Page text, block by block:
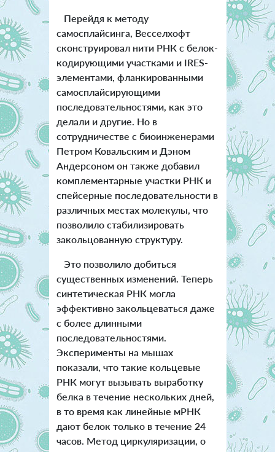
Перейдя к методу
самосплайсинга, Весселхофт
сконструировал нити РНК с белок-
кодирующими участками и IRES-
элементами, фланкированными
самосплайсирующими
последовательностями, как это
делали и другие. Но в
сотрудничестве с биоинженерами
Петром Ковальским и Дэном
Андерсоном он также добавил
комплементарные участки РНК и
спейсерные последовательности в
различных местах молекулы, что
позволило стабилизировать
закольцованную структуру.
Это позволило добиться
существенных изменений. Теперь
синтетическая РНК могла
эффективно закольцеваться даже
с более длинными
последовательностями.
Эксперименты на мышах
показали, что такие кольцевые
РНК могут вызывать выработку
белка в течение нескольких дней,
в то время как линейные мРНК
дают белок только в течение 24
часов. Метод циркуляризации, о